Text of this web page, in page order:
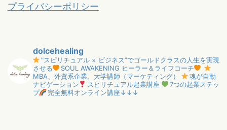
プライバシーポリシー
dolcehealing
"スピリチュアル × ビジネス”でゴールドクラスの人生を実現
させる
SOUL AWAKENING ヒーラー＆ライフコーチ
MBA、外資系企業、大学講師（マーケティング）
魂が自動
ナビゲーション
スピリチュアル起業講座
7つの起業ステッ
プ
完全無料オンライン講座↓↓↓